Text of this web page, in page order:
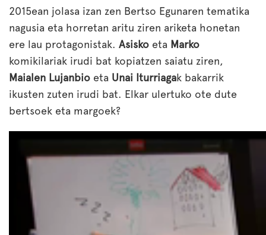
2015ean jolasa izan zen Bertso Egunaren tematika
nagusia eta horretan aritu ziren ariketa honetan
ere lau protagonistak. Asisko eta Marko
komikilariak irudi bat kopiatzen saiatu ziren,
Maialen Lujanbio eta Unai Iturriagak bakarrik
ikusten zuten irudi bat. Elkar ulertuko ote dute
bertsoek eta margoek?